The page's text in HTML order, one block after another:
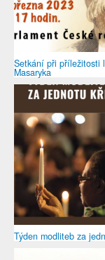
Setkání při příležitosti
Masaryka
Týden modliteb za